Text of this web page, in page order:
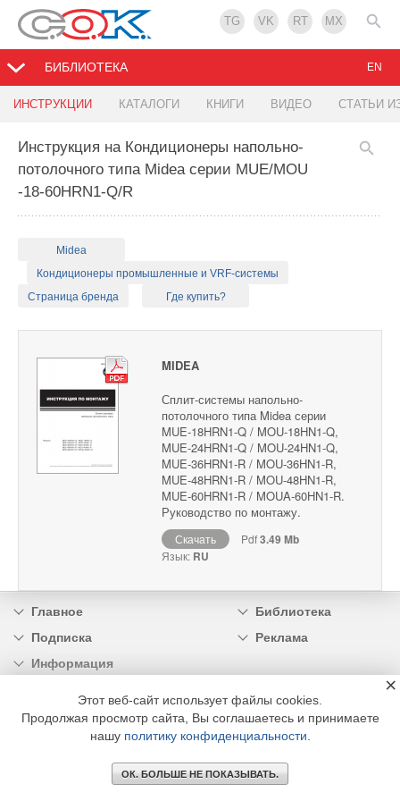
TG VK RT MX
БИБЛИОТЕКА
ИНСТРУКЦИИ КАТАЛОГИ КНИГИ ВИДЕО СТАТЬИ
EN
Инструкция на Кондиционеры напольно-
потолочного типа Midea серии MUE/MOU
-18-60HRN1-Q/R
Midea
Кондиционеры промышленные и VRF-системы
Страница бренда
Где купить?
MIDEA
Сплит-системы напольно-
потолочного типа Midea серии
MUE-18HRN1-Q / MOU-18HN1-Q,
MUE-24HRN1-Q / MOU-24HN1-Q,
MUE-36HRN1-R / MOU-36HN1-R,
MUE-48HRN1-R / MOU-48HN1-R,
MUE-60HRN1-R / MOUA-60HN1-R.
Руководство по монтажу.
Скачать Pdf3.49 Mb
Язык: RU
Главное
Библиотека
Подписка
Реклама
Информация
© 2002 - 2026 OOO Издательский дом «МЕДИА ТЕХНОЛОДЖИ» +7 (495) 665-00-
Этот веб-сайт использует файлы cookies.
Продолжая просмотр сайта, Вы соглашаетесь и принимаете
нашу политику конфиденциальности
ОК. БОЛЬШЕ НЕ ПОКАЗЫВАТЬ.
×